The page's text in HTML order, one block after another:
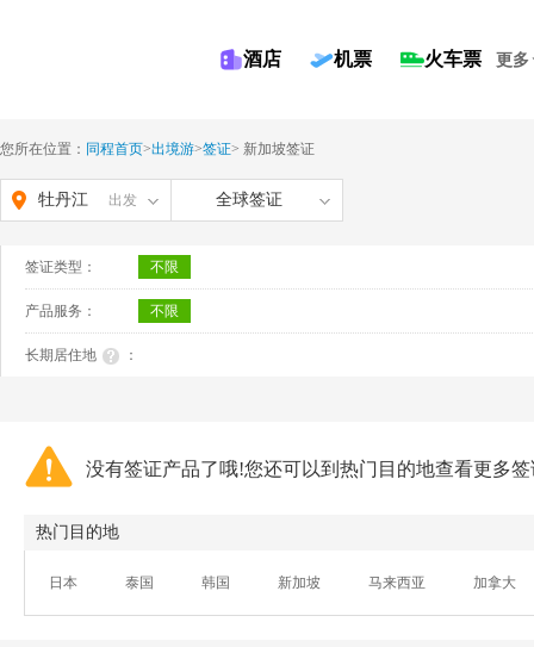
酒店 机票 火车票 更多
您所在位置： 同程首页>出境游>签证> 新加坡签证
牡丹江 出发 全球签证
签证类型： 不限
产品服务： 不限
长期居住地 ：
没有签证产品了哦!您还可以到热门目的地查看更多
热门目的地
日本 泰国 韩国 新加坡 马来西亚 加拿大